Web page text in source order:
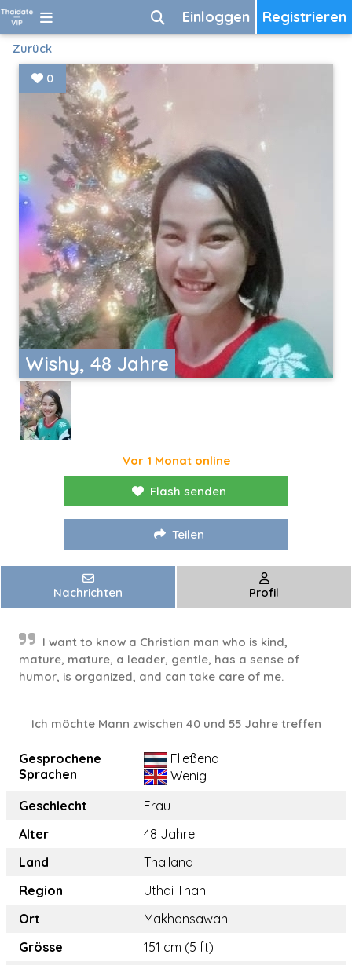
Registrieren
Einloggen
Zurück
Wishy, 48 Jahre
0
Vor 1 Monat online
Flash senden
Teilen
Nachrichten Profil
I want to know a Christian man who is kind,
mature, mature, a leader, gentle, has a sense of
humor, is organized, and can take care of me.
Ich möchte Mann zwischen 40 und 55 Jahre treffen
Gesprochene
Sprachen
Fließend
Wenig
Geschlecht
Frau
Alter
48 Jahre
Land
Thailand
Region
Uthai Thani
Ort
Makhonsawan
Grösse
151 cm (5 ft)